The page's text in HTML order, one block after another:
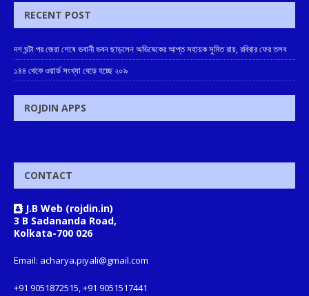
RECENT POST
দশ ঘন্টা পর জেরা শেষে ভবানী ভবন ছাড়লেন অভিষেকের আপ্ত সহায়ক সুমিত রায়, রবিবার ফের তলব
১৪৪ থেকে ওয়ার্ড সংখ্যা বেড়ে হচ্ছে ২০৯
ROJDIN APPS
CONTACT
J.B Web (rojdin.in)
3 B Sadananda Road,
Kolkata-700 026
Email: acharya.piyali@gmail.com
+91 9051872515, +91 9051517441